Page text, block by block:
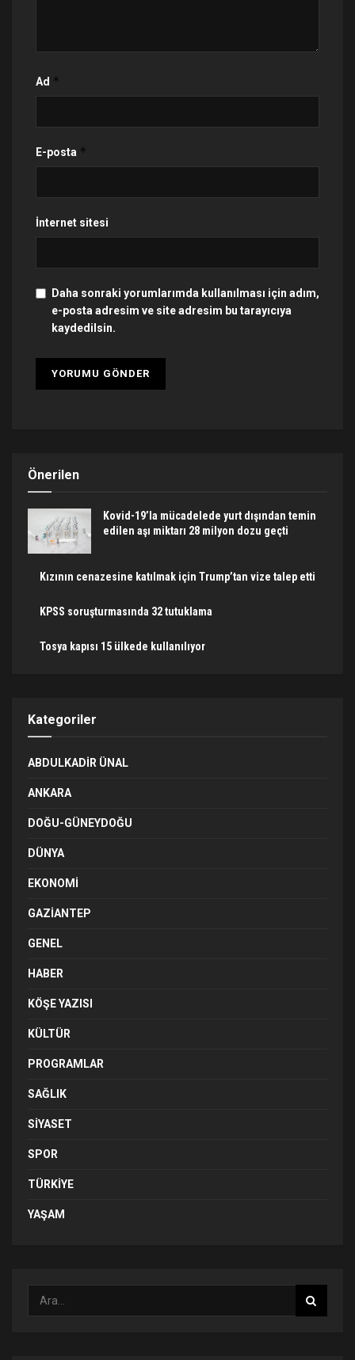
Ad *
E-posta *
İnternet sitesi
Daha sonraki yorumlarımda kullanılması için adım,
e-posta adresim ve site adresim bu tarayıcıya
kaydedilsin.
Önerilen
Kovid-19’la mücadelede yurt dışından temin
edilen aşı miktarı 28 milyon dozu geçti
Kızının cenazesine katılmak için Trump’tan vize talep etti
KPSS soruşturmasında 32 tutuklama
Tosya kapısı 15 ülkede kullanılıyor
Kategoriler
ABDULKADIR ÜNAL
ANKARA
DOĞU-GÜNEYDOĞU
DÜNYA
EKONOMI
GAZIANTEP
GENEL
HABER
KÖŞE YAZISI
KÜLTÜR
PROGRAMLAR
SAĞLIK
SIYASET
SPOR
TÜRKIYE
YAŞAM